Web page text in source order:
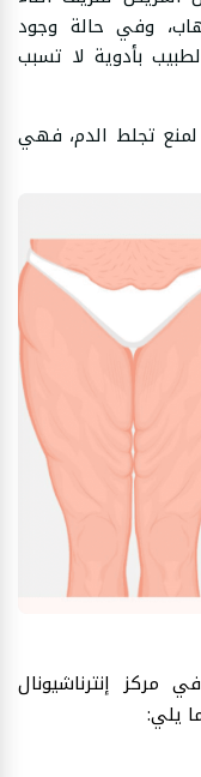
وفي حالة وجود
بأدوية لا تسبب
لمنع تجلط الدم، فهي
مركز إنترناشيونال